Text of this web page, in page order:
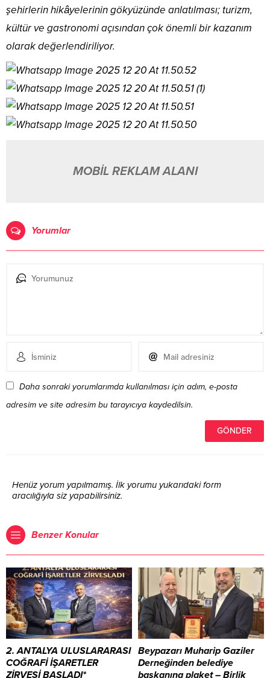
şehirlerin hikâyelerinin gökyüzünde anlatılması; turizm,
kültür ve gastronomi açısından çok önemli bir kazanım
olarak değerlendiriliyor.
MOBİL REKLAM ALANI
Yorumlar
Daha sonraki yorumlarımda kullanılması için adım, e-posta
adresim ve site adresim bu tarayıcıya kaydedilsin.
Henüz yorum yapılmamış. İlk yorumu yukarıdaki form
aracılığıyla siz yapabilirsiniz.
Benzer Konular
2. ANTALYA ULUSLARARASI
COĞRAFİ İŞARETLER
ZİRVESİ BAŞLADI*
Beypazarı Muharip Gaziler
Derneğinden belediye
başkanına plaket – Birlik